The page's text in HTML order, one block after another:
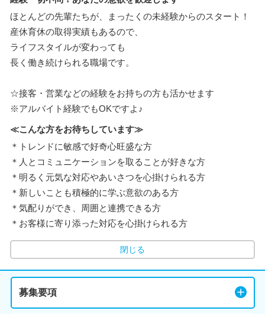
ほとんどの先輩たちが、まったくの未経験からのスタート！
産休育休の取得実績もあるので、
ライフスタイルが変わっても
長く働き続けられる職場です。
☆接客・営業などの経験をお持ちの方も活かせます
※アルバイト経験でもOKですよ♪
≪こんな方をお待ちしています≫
＊トレンドに敏感で好奇心旺盛な方
＊人とコミュニケーションを取ることが好きな方
＊明るく元気な対応やあいさつを心掛けられる方
＊新しいことも積極的に学ぶ意欲のある方
＊気配りができ、周囲と連携できる方
＊お客様に寄り添った対応を心掛けられる方
閉じる
募集要項